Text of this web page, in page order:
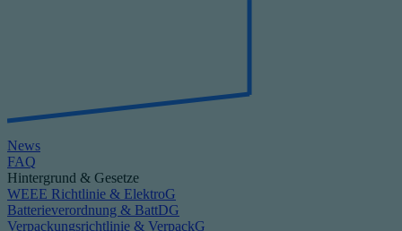
News
FAQ
Hintergrund & Gesetze
WEEE Richtlinie & ElektroG
Batterieverordnung & BattDG
Verpackungsrichtlinie & VerpackG